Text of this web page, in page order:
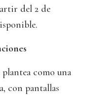
del 2 de
como una
con pantallas